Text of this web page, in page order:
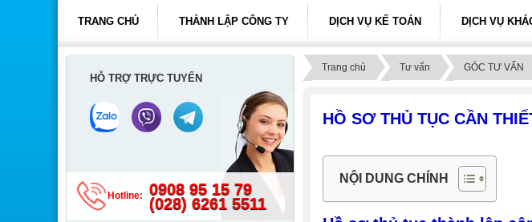
TRANG CHỦ THÀNH LẬP CÔNG TY DỊCH VỤ KẾ TOÁN DỊCH VỤ
Trang chủ Tư vấn GÓC TƯ VẤN
HỒ SƠ THỦ TỤC CẦN
NỘI DUNG CHÍNH
HỖ TRỢ TRỰC TUYẾN
Hotline:
0908 95 15 79
(028) 6261 5511